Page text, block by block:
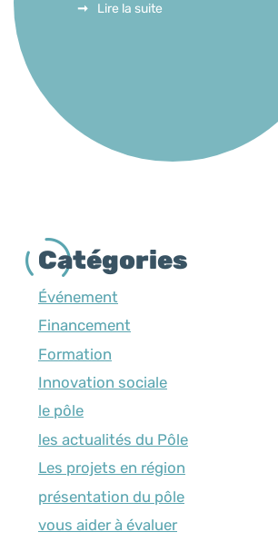
Lire la suite
Catégories
Événement
Financement
Formation
Innovation sociale
le pôle
les actualités du Pôle
Les projets en région
présentation du pôle
vous aider à évaluer